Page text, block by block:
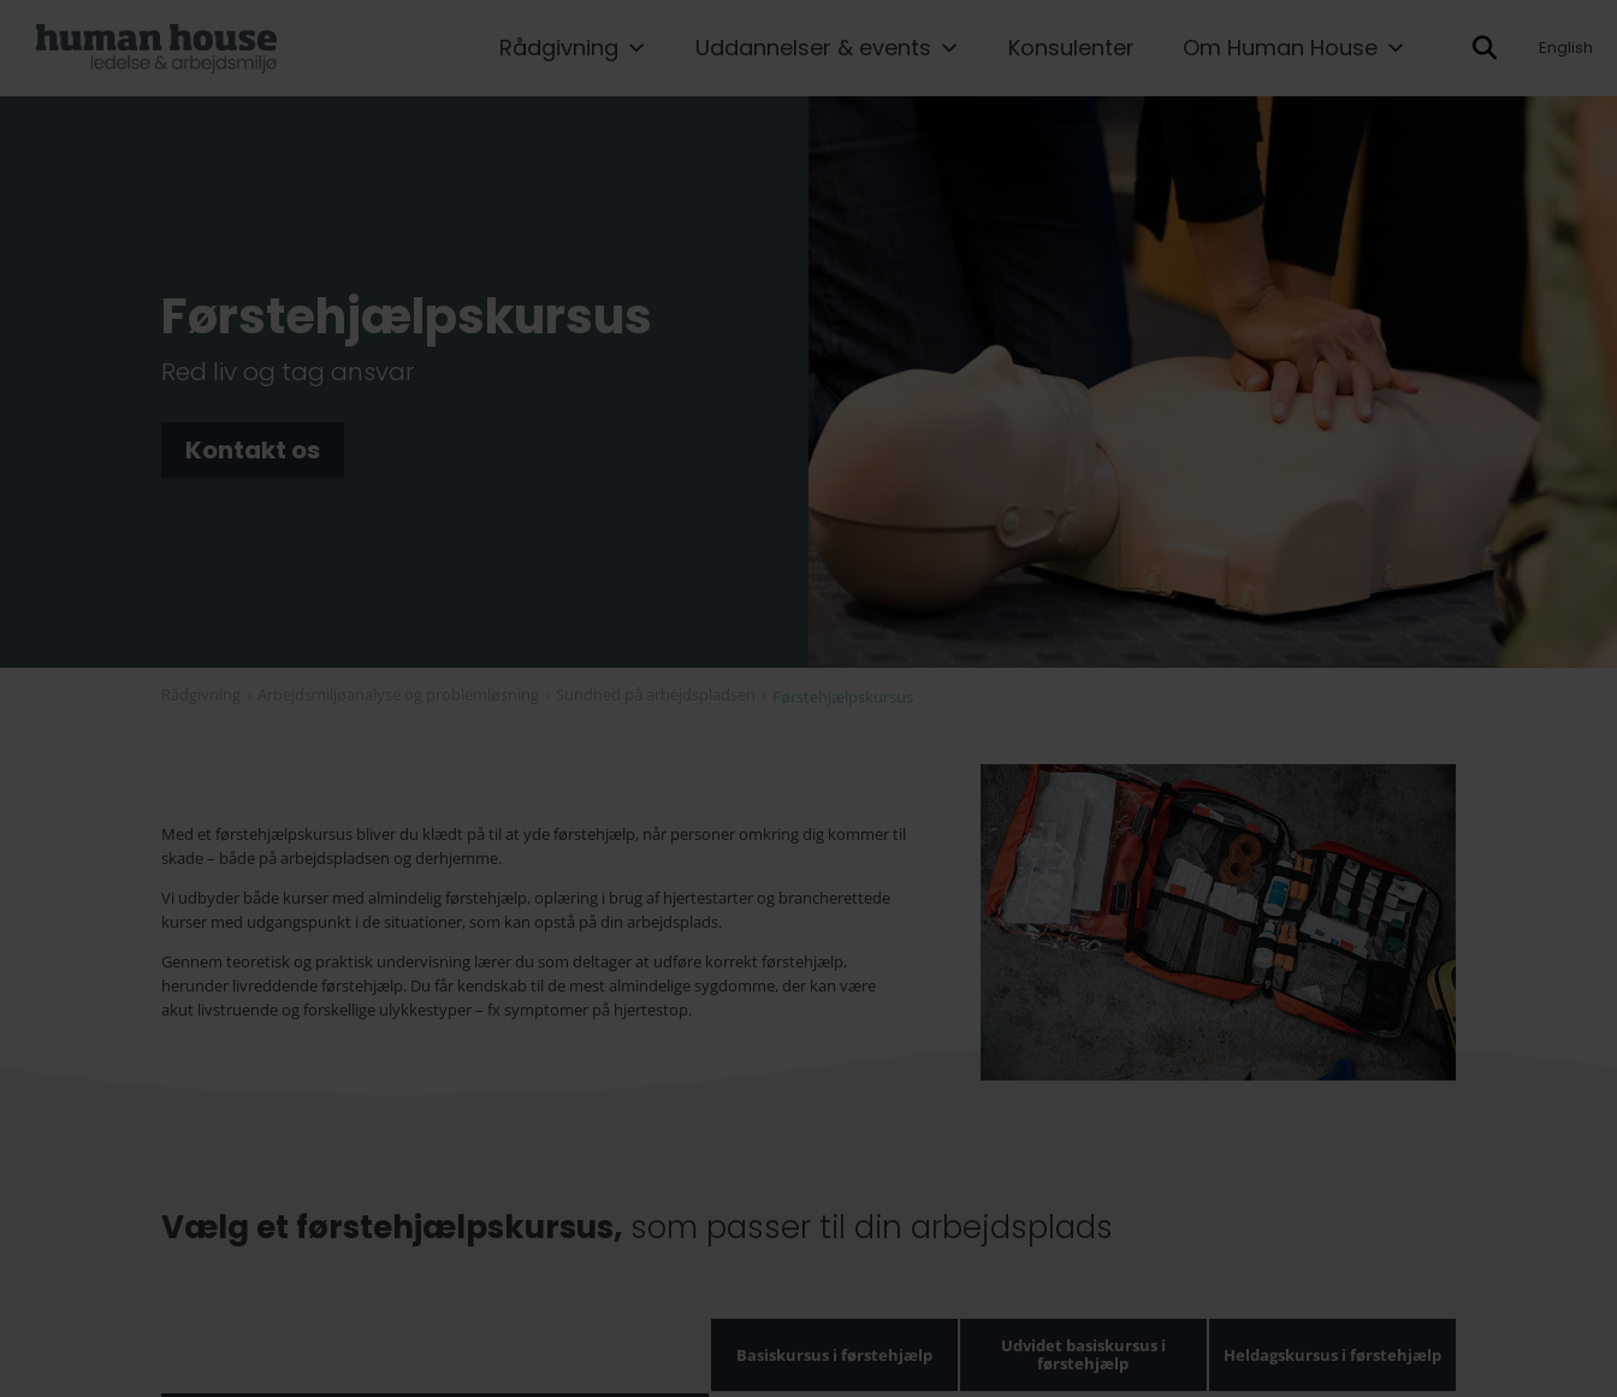
Rådgivning Uddannelser & events Konsulenter Om Human House English
Førstehjælps­kursus
Red liv og tag ansvar
Kontakt os
Førstehjælpskursus
Med et førstehjælpskursus bliver du klædt på til at yde førstehjælp, når personer omkring dig kommer til
skade – både på arbejdspladsen og derhjemme.
Vi udbyder både kurser med almindelig førstehjælp, oplæring i brug af hjertestarter og brancherettede
kurser med udgangspunkt i de situationer, som kan opstå på din arbejdsplads.
Gennem teoretisk og praktisk undervisning lærer du som deltager at udføre korrekt førstehjælp,
herunder livreddende førstehjælp. Du får kendskab til de mest almindelige sygdomme, der kan være
akut livstruende og forskellige ulykkestyper – fx symptomer på hjertestop.
Vælg et førstehjælpskursus, som passer til din arbejdsplads
Basiskursus i førstehjælp
Udvidet basiskursus i
førstehjælp
Heldagskursus i førstehjælp